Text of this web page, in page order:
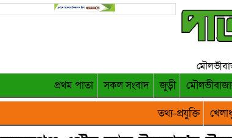
প্রথম পাতা সকল সংবাদ জুড়ী
তথ্য-প্রযুক্তি